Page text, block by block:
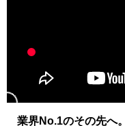
業界No.1のその先へ